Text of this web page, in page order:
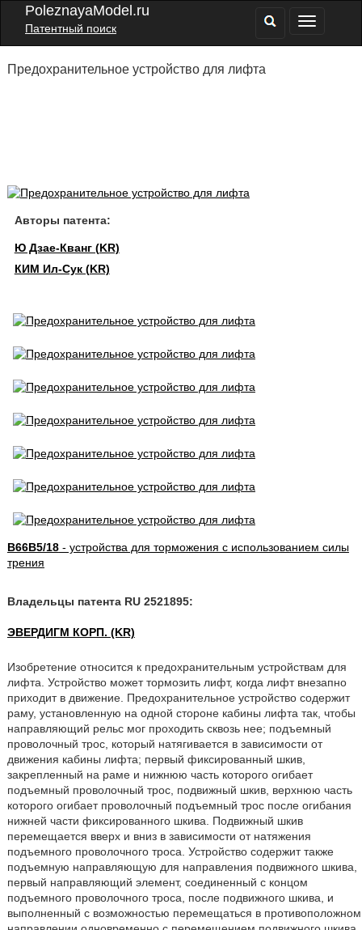
PoleznayaModel.ru
Патентный поиск
Предохранительное устройство для лифта
Авторы патента:
Ю Дзае-Кванг (KR)
КИМ Ил-Сук (KR)
B66B5/18- устройства для торможения с использованием силы
трения
Владельцы патента RU 2521895:
ЭВЕРДИГМ КОРП. (KR)
Изобретение относится к предохранительным устройствам для
лифта. Устройство может тормозить лифт, когда лифт внезапно
приходит в движение. Предохранительное устройство содержит
раму, установленную на одной стороне кабины лифта так, чтобы
направляющий рельс мог проходить сквозь нее; подъемный
проволочный трос, который натягивается в зависимости от
движения кабины лифта; первый фиксированный шкив,
закрепленный на раме и нижнюю часть которого огибает
подъемный проволочный трос, подвижный шкив, верхнюю часть
которого огибает проволочный подъемный трос после огибания
нижней части фиксированного шкива. Подвижный шкив
перемещается вверх и вниз в зависимости от натяжения
подъемного проволочного троса. Устройство содержит также
подъемную направляющую для направления подвижного шкива,
первый направляющий элемент, соединенный с концом
подъемного проволочного троса, после подвижного шкива, и
выполненный с возможностью перемещаться в противоположном